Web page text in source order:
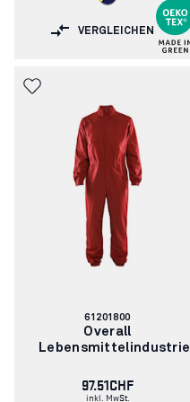
VERGLEICHEN
Artikelnummer:
61201800
Overall
Lebensmittelindustrie
97.51CHF
inkl. MwSt.